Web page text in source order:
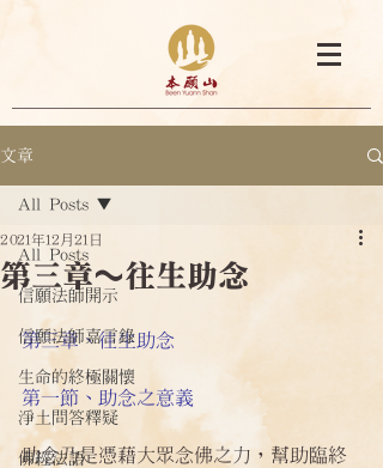
文章
All Posts
信願法師開示
信願法師嘉言錄
生命的終極關懷
淨土問答釋疑
佛經法語
All Posts
第三章～往生助念
2021年12月21日
第三章、往生助念
第一節、助念之意義
助念乃是憑藉大眾念佛之力，幫助臨終